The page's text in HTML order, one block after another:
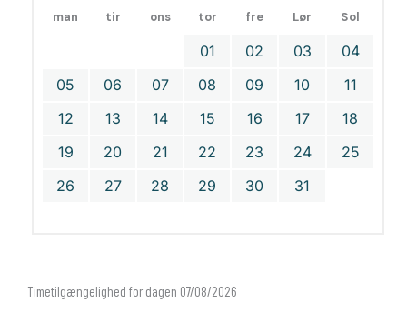
man tir ons tor fre Lør Sol
01 02 03
04
05
06 07 08 09 10
11
12
13 14 15 16 17
18
19
20 21 22 23 24
25
26
27 28 29 30 31
Timetilgængelighed for dagen 07/08/2026